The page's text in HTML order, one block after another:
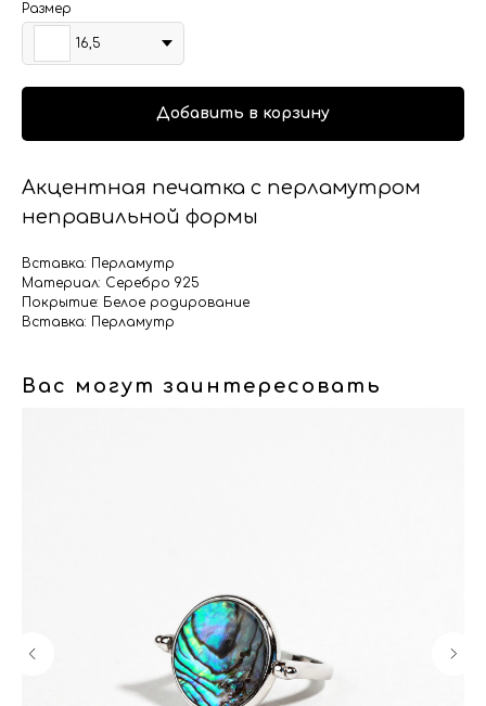
Размер
16,5
Добавить в корзину
Акцентная печатка с перламутром
неправильной формы
Вставка: Перламутр
Материал: Серебро 925
Покрытие: Белое родирование
Вставка: Перламутр
Вас могут заинтересовать